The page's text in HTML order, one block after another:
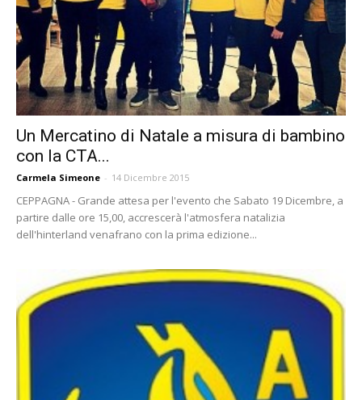
Un Mercatino di Natale a misura di bambino
con la CTA...
Carmela Simeone - 14 Dicembre 2015
CEPPAGNA - Grande attesa per l'evento che Sabato 19 Dicembre, a
partire dalle ore 15,00, accrescerà l'atmosfera natalizia
dell'hinterland venafrano con la prima edizione...